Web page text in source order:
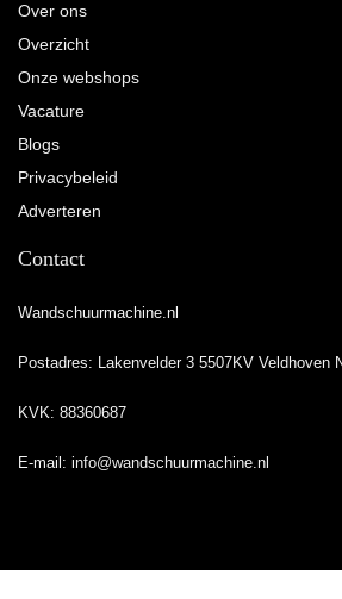
Over ons
Overzicht
Onze webshops
Vacature
Blogs
Privacybeleid
Adverteren
Contact
Wandschuurmachine.nl
Postadres: Lakenvelder 3 5507KV Veldhoven
KVK: 88360687
E-mail: info@wandschuurmachine.nl